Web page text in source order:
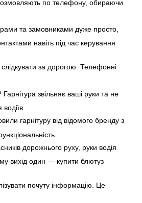
розмовляють по телефону, обираючи
та замовниками дуже просто,
навіть під час керування
за дорогою. Телефонні
звільняє ваші руки та не
гарнітуру від відомого бренду з
дорожнього руху, руки водія
вихід один — купити блютуз
почуту інформацію. Це